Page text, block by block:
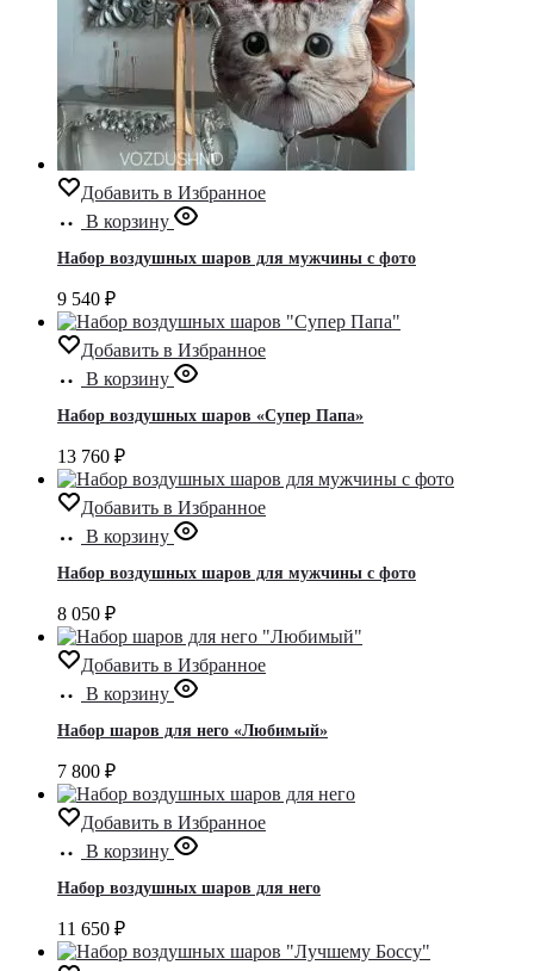
Добавить в Избранное
В корзину
Набор воздушных шаров для мужчины с фото
9 540 ₽
Добавить в Избранное
В корзину
Набор воздушных шаров «Супер Папа»
13 760 ₽
Добавить в Избранное
В корзину
Набор воздушных шаров для мужчины с фото
8 050 ₽
Добавить в Избранное
В корзину
Набор шаров для него «Любимый»
7 800 ₽
Добавить в Избранное
В корзину
Набор воздушных шаров для него
11 650 ₽